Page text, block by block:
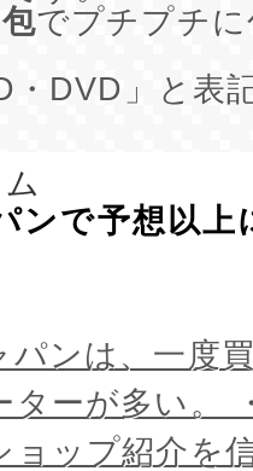
でプチプチ
・DVD」と表
ンで予想以上
パンは、一度
ターが多い。
ョップ紹介を